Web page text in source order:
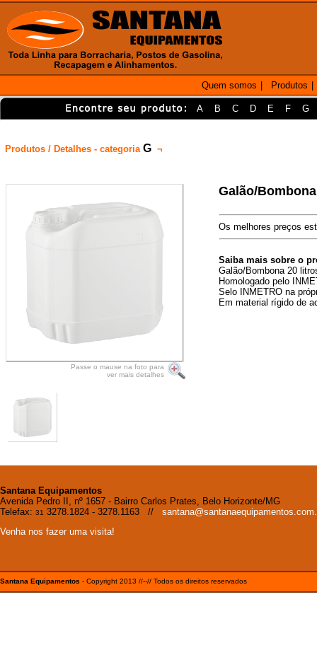
Quem somos Produtos
A B C D E F G
Produtos / Detalhes - categoria G ¬
Passe o mause na foto para
ver mais detalhes
Galão/
Os melhores preços
Saiba mais sobre o
Galão/Bombona 20
Homologado pelo
Selo INMETRO na
Em material rígido de
Santana Equipamentos
Avenida Pedro II, nº 1657 - Bairro Carlos Prates, Belo Horizonte/MG
Telefax: 31 3278.1824 - 3278.1163 //
Venha nos fazer uma visita!
Santana Equipamentos - Copyright 2013 //--// Todos os direitos reservados